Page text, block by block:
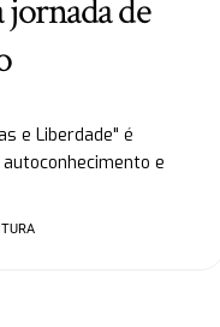
jornada de
e Liberdade" é
e